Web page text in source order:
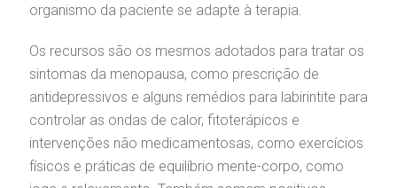
organismo da paciente se adapte à terapia.
Os recursos são os mesmos adotados para tratar os
sintomas da menopausa, como prescrição de
antidepressivos e alguns remédios para labirintite para
controlar as ondas de calor, fitoterápicos e
intervenções não medicamentosas, como exercícios
físicos e práticas de equilíbrio mente-corpo, como